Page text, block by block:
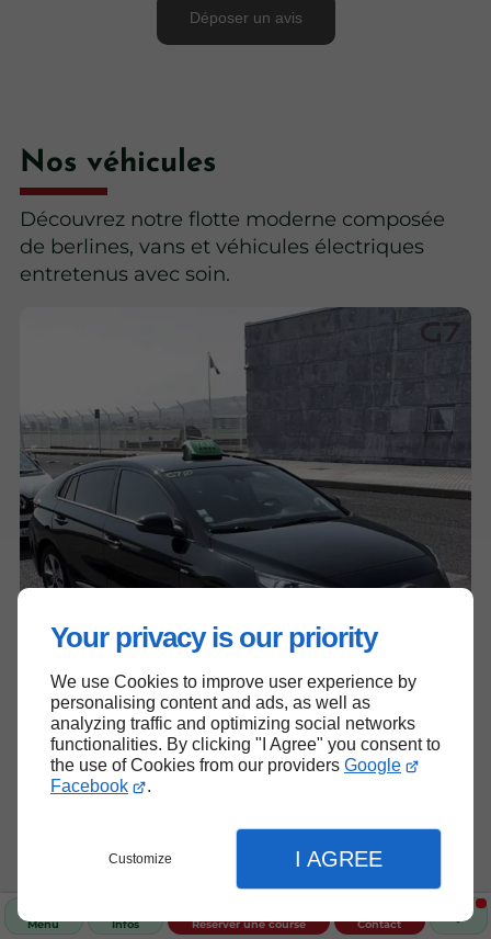
Your privacy is our priority
We use Cookies to improve user experience by
personalising content and ads, as well as
analyzing traffic and optimizing social networks
functionalities. By clicking "I Agree" you consent to
the use of Cookies from our providers Google
Facebook
.
Customize I AGREE
Menu Infos Réserver une course Contact
Nos véhicules
Découvrez notre flotte moderne composée
de berlines, vans et véhicules électriques
entretenus avec soin.